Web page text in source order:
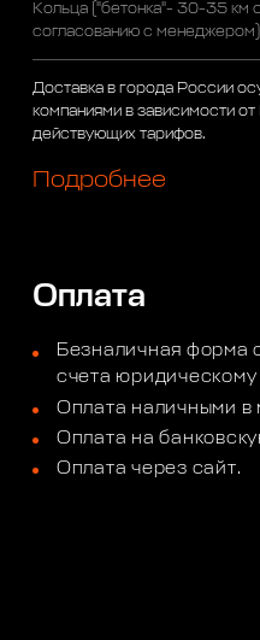
Кольца ("бетонка"- 30-35 км
согласованию с менеджером)
Доставка в города России
компаниями в зависимости
действующих тарифов.
Подробнее
Оплата
Безналичная форма
счета юридическому
Оплата наличными в
Оплата на
Оплата через сайт.